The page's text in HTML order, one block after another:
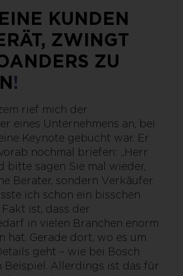
KUNDEN
ZWINGT
ZU
!
rief mich der
eines Unternehmens an, bei
Keynote gebucht war. Er
nochmal briefen: „Herr
bitte sagen Sie mal wieder,
Berater, sondern Verkäufer
ich schon ein bisschen
ist, dass der
in vielen Branchen enorm
hat. Gerade dort, wo es um
geht – wie bei Bosch
Beispiel. Allerdings ist das für